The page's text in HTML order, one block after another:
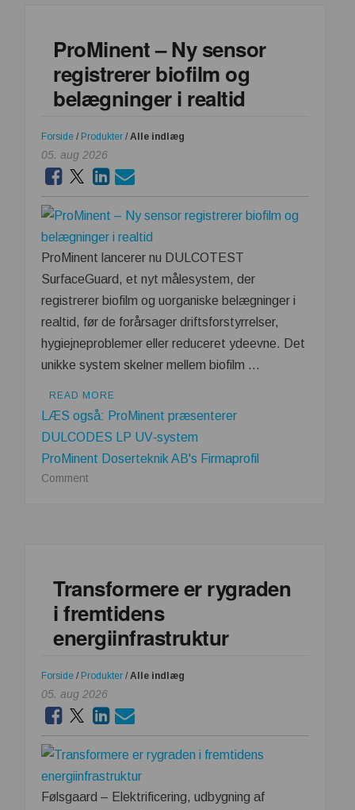
Data
bekræfter,
at
vejen
går
gennem
værdikæden
ProMinent – Ny sensor
registrerer biofilm og
belægninger i realtid
Forside / Produkter / Alle indlæg
05. aug 2026
ProMinent lancerer nu DULCOTEST
SurfaceGuard, et nyt målesystem, der
registrerer biofilm og uorganiske belægninger i
realtid, før de forårsager driftsforstyrrelser,
hygiejneproblemer eller reduceret ydeevne. Det
unikke system skelner mellem biofilm …
READ MORE
LÆS også: ProMinent præsenterer
DULCODES LP UV‑system
ProMinent Doserteknik AB's Firmaprofil
Commenton
biofilm
belægninger
Transformere er rygraden
i fremtidens
energiinfrastruktur
Forside / Produkter / Alle indlæg
05. aug 2026
Følsgaard – Elektrificering, udbygning af